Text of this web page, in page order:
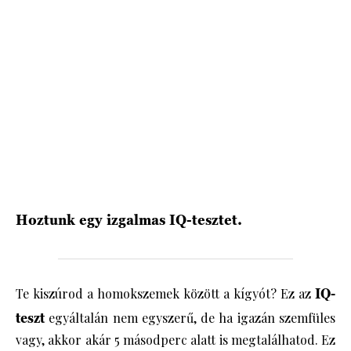
Hoztunk egy izgalmas IQ-tesztet.
Te kiszúrod a homokszemek között a kígyót? Ez az IQ-
teszt egyáltalán nem egyszerű, de ha igazán szemfüles
vagy, akkor akár 5 másodperc alatt is megtalálhatod. Ez